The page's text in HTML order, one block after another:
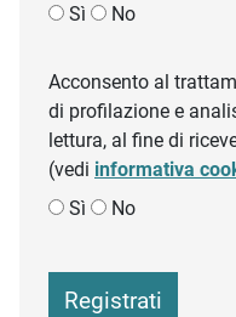
Sì
No
Acconsento al
di profilazione e
lettura, al fine di
(vedi informativa
Sì
No
Registrati